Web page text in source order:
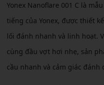
Yonex Nanoflare 001 C là
tiếng của Yonex, được thiết
lối đánh nhanh và linh hoạt.
cùng đầu vợt hơi nhẹ, sản
cầu nhanh và cảm giác